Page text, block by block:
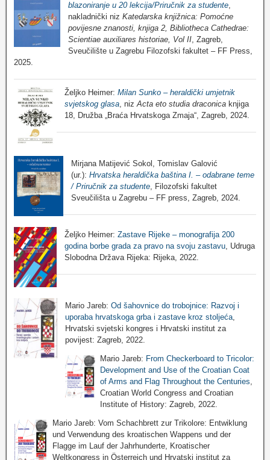
blazoniranje u 20 lekcija/Priručnik za studente,
nakladnički niz Katedarska knjižnica: Pomoćne
povijesne znanosti, knjiga 2, Bibliotheca Cathedrae:
Scientiae auxiliares historiae, Vol II, Zagreb,
Sveučilište u Zagrebu Filozofski fakultet – FF Press,
2025.
Željko Heimer: Milan Sunko – heraldički umjetnik
svjetskog glasa , niz Acta eto studia draconica knjiga
18, Družba „Braća Hrvatskoga Zmaja“, Zagreb, 2024.
Mirjana Matijević Sokol, Tomislav Galović
(ur.): Hrvatska heraldička baština I. – odabrane teme
/ Priručnik za studente, Filozofski fakultet
Sveučilišta u Zagrebu – FF press, Zagreb, 2024.
Željko Heimer: Zastave Rijeke – monografija 200
godina borbe grada za pravo na svoju zastavu, Udruga
Slobodna Država Rijeka: Rijeka, 2022.
Mario Jareb: Od šahovnice do trobojnice: Razvoj i
uporaba hrvatskoga grba i zastave kroz stoljeća,
Hrvatski svjetski kongres i Hrvatski institut za
povijest: Zagreb, 2022.
Mario Jareb: From Checkerboard to Tricolor:
Development and Use of the Croatian Coat
of Arms and Flag Throughout the Centuries
Croatian World Congress and Croatian
Institute of History: Zagreb, 2022.
Mario Jareb: Vom Schachbrett zur Trikolore: Entwiklung
und Verwendung des kroatischen Wappens und der
Flagge im Lauf der Jahrhunderte, Kroatischer
Weltkongress in Österreich und Hrvatski institut za